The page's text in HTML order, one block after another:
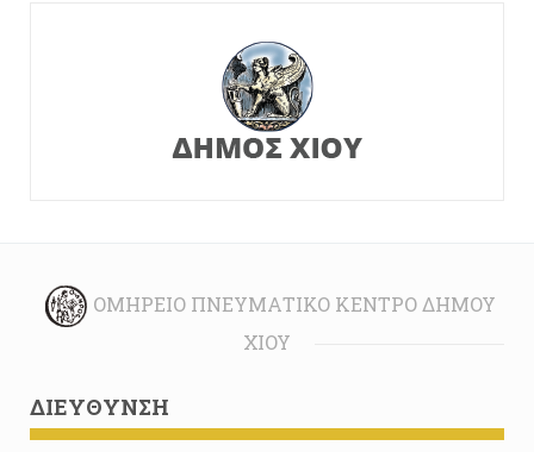
ΟΜΉΡΕΙΟ ΠΝΕΥΜΑΤΙΚΌ ΚΈΝΤΡΟ ΔΉΜΟΥ
ΧΊΟΥ
ΔΙΕΎΘΥΝΣΗ